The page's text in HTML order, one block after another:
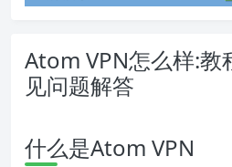
Atom VPN怎么样:教
见问题解答
什么是Atom VPN